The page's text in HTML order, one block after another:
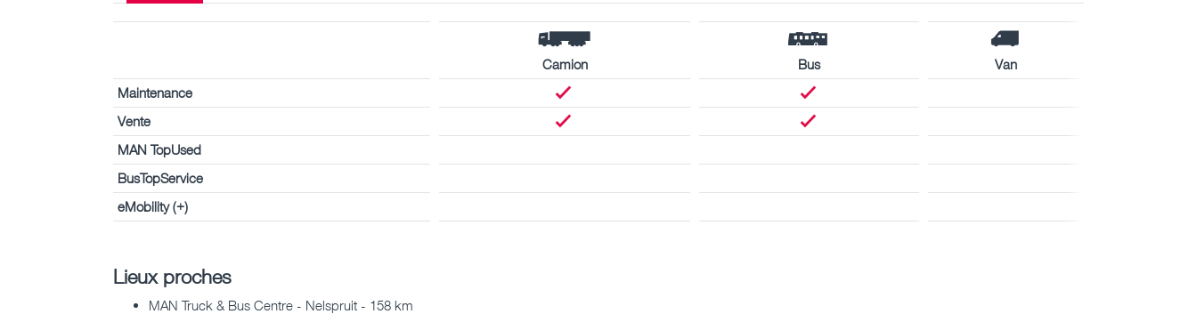
Camion Bus
Van
Maintenance
Vente
MAN TopUsed
BusTopService
eMobility (+)
Lieux proches
MAN Truck & Bus Centre - Nelspruit - 158 km